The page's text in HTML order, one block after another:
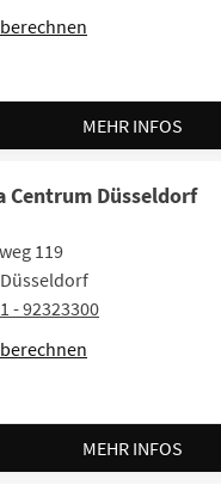
MEHR INFOS
Centrum Düsseldorf
119
Düsseldorf
- 92323300
MEHR INFOS